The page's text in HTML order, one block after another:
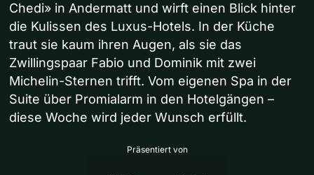
Chedi» in Andermatt und wirft einen Blick hinter
die Kulissen des Luxus-Hotels. In der Küche
traut sie kaum ihren Augen, als sie das
Zwillingspaar Fabio und Dominik mit zwei
Michelin-Sternen trifft. Vom eigenen Spa in der
Suite über Promialarm in den Hotelgängen –
diese Woche wird jeder Wunsch erfüllt.
Präsentiert von